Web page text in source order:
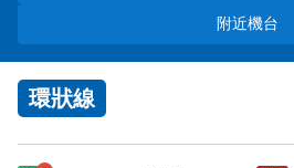
附近機台
環狀線